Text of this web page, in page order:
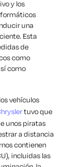
y los
una
Esta
de
como
como
vehículos
tuvo que
unos piratas
a distancia
contienen
incluidas las